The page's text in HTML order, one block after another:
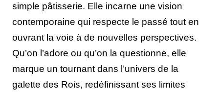
simple pâtisserie. Elle incarne une vision
contemporaine qui respecte le passé tout en
ouvrant la voie à de nouvelles perspectives.
Qu’on l’adore ou qu’on la questionne, elle
marque un tournant dans l’univers de la
galette des Rois, redéfinissant ses limites